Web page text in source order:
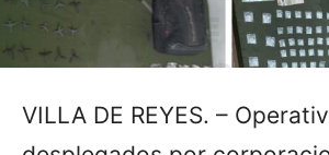
VILLA DE REYES. –